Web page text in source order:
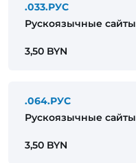
.033.РУС
Рускоязычные сайты
3,50 BYN
.064.РУС
Рускоязычные сайты
3,50 BYN